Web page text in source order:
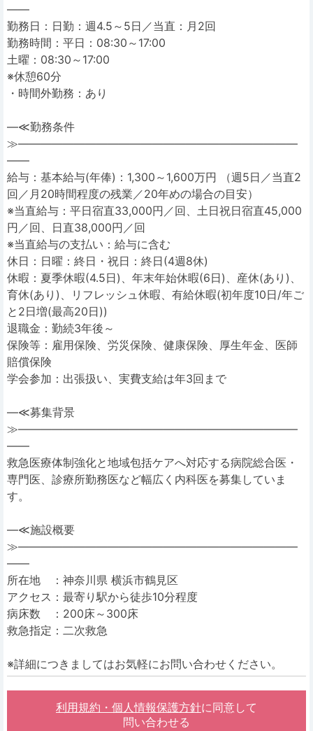
――
勤務日：日勤：週4.5～5日／当直：月2回
勤務時間：平日：08:30～17:00
土曜：08:30～17:00
※休憩60分
・時間外勤務：あり
―≪勤務条件
≫―――――――――――――――――――――――――
――
給与：基本給与(年俸)：1,300～1,600万円 （週5日／当直2
回／月20時間程度の残業／20年めの場合の目安）
※当直給与：平日宿直33,000円／回、土日祝日宿直45,000
円／回、日直38,000円／回
※当直給与の支払い：給与に含む
休日：日曜：終日・祝日：終日(4週8休)
休暇：夏季休暇(4.5日)、年末年始休暇(6日)、産休(あり)、
育休(あり)、リフレッシュ休暇、有給休暇(初年度10日/年ご
と2日増(最高20日))
退職金：勤続3年後～
保険等：雇用保険、労災保険、健康保険、厚生年金、医師
賠償保険
学会参加：出張扱い、実費支給は年3回まで
―≪募集背景
≫―――――――――――――――――――――――――
――
救急医療体制強化と地域包括ケアへ対応する病院総合医・
専門医、診療所勤務医など幅広く内科医を募集していま
す。
―≪施設概要
≫―――――――――――――――――――――――――
――
所在地 ：神奈川県 横浜市鶴見区
アクセス：最寄り駅から徒歩10分程度
病床数 ：200床～300床
救急指定：二次救急
※詳細につきましてはお気軽にお問い合わせください。
利用規約・個人情報保護方針に同意して
問い合わせる